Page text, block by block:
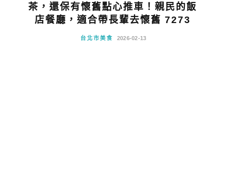
茶，還保有懷舊點心推車！親民的飯
店餐廳，適合帶長輩去懷舊 7273
台北市美食 2026-02-13